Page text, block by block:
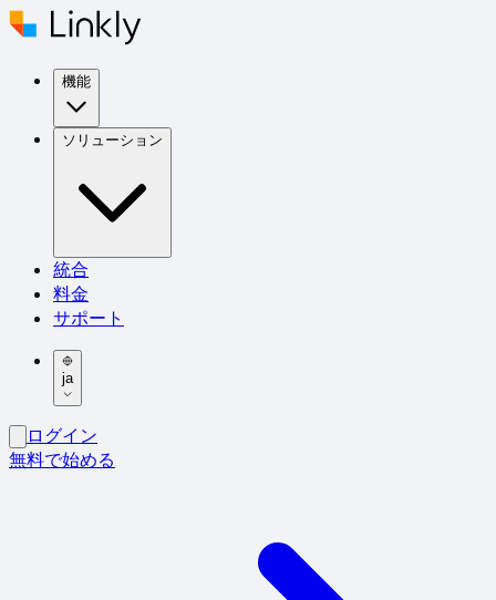
機能
ソリューション
統合
料金
サポート
ja
ログイン
無料で始める